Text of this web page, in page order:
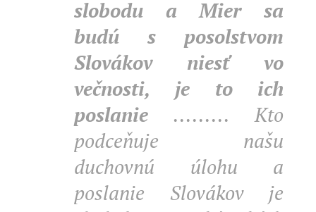
slobodu a Mier sa
budú s posolstvom
Slovákov niesť vo
večnosti, je to ich
poslanie ......... Kto
podceňuje našu
duchovnú úlohu a
poslanie Slovákov je